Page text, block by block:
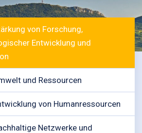
von Forschung,
Entwicklung und
und Ressourcen
von Humanressourcen
Netzwerke und